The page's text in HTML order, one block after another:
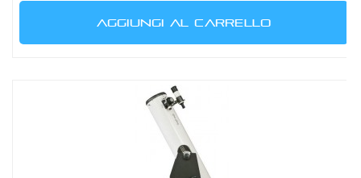
AGGIUNGI AL CARRELLO